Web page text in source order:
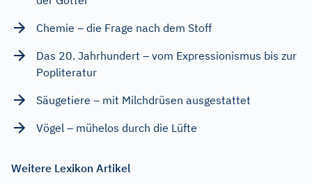
Chemie – die Frage nach dem Stoff
Das 20. Jahrhundert – vom Expressionismus bis zur
Popliteratur
Säugetiere – mit Milchdrüsen ausgestattet
Vögel – mühelos durch die Lüfte
Weitere Lexikon Artikel